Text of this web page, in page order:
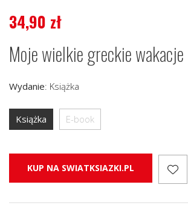
34,90 zł
Moje wielkie greckie wakacje
Wydanie: Książka
Książka E-book
KUP NA SWIATKSIAZKI.PL